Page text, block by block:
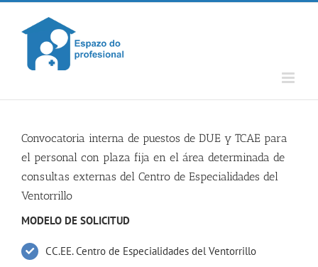
Skip
content
Convocatoria interna de puestos de DUE y TCAE para
el personal con plaza fija en el área determinada de
consultas externas del Centro de Especialidades del
Ventorrillo
MODELO DE SOLICITUD
CC.EE. Centro de Especialidades del Ventorrillo